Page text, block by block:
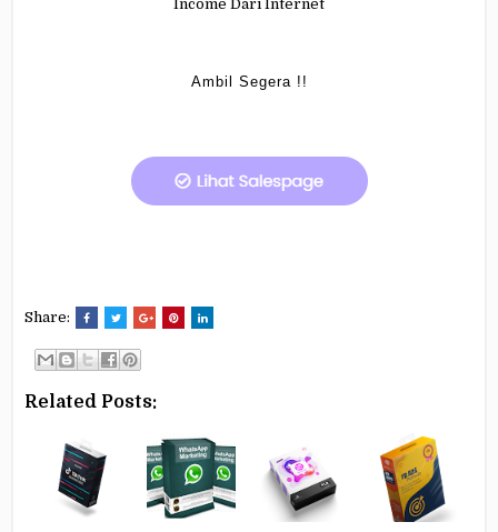
Income Dari Internet
Ambil Segera !!
Share:
Related Posts: